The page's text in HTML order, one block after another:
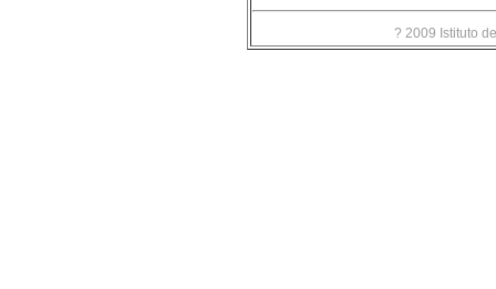
? 2009 Istituto